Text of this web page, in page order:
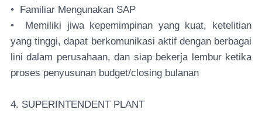
• Familiar Mengunakan SAP
• Memiliki jiwa kepemimpinan yang kuat, ketelitian
yang tinggi, dapat berkomunikasi aktif dengan berbagai
lini dalam perusahaan, dan siap bekerja lembur ketika
proses penyusunan budget/closing bulanan
4. SUPERINTENDENT PLANT